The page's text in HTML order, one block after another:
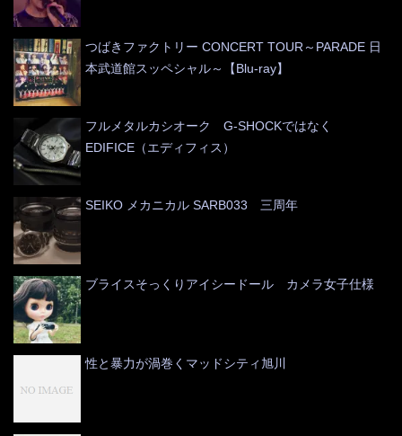
つばきファクトリー CONCERT TOUR～PARADE 日
本武道館スッペシャル～【Blu-ray】
フルメタルカシオーク G-SHOCKではなく
EDIFICE（エディフィス）
SEIKO メカニカル SARB033 三周年
ブライスそっくりアイシードール カメラ女子仕様
性と暴力が渦巻くマッドシティ旭川